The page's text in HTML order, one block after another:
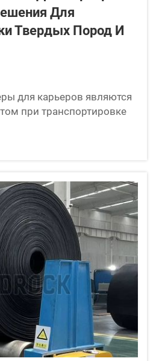
Для
Твердых Пород И
для карьеров являются
при транспортировке
Такие конвейеры
для перемещения
места в другое, что
изготавливаются
и де...